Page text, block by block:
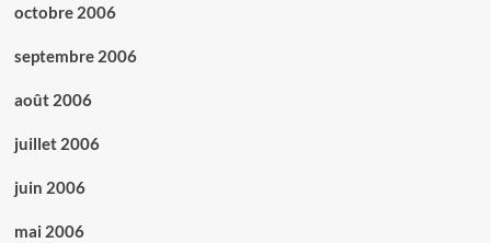
octobre 2006
septembre 2006
août 2006
juillet 2006
juin 2006
mai 2006